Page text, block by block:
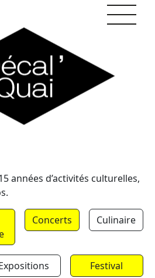
années d’activités culturelles,
Concerts Culinaire
Festival